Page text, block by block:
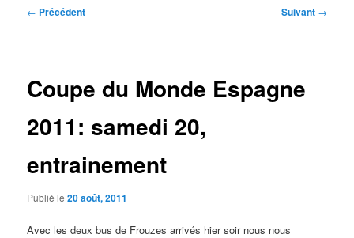
Navigation
← Précédent Suivant →
Coupe du Monde Espagne
2011: samedi 20,
entrainement
Publié le20 août, 2011
Avec les deux bus de Frouzes arrivés hier soir nous nous